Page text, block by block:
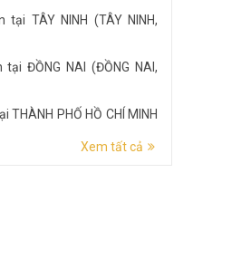
TÂY NINH (TÂY NINH,
ĐỒNG NAI (ĐỒNG NAI,
THÀNH PHỐ HỒ CHÍ MINH
Xem tất cả